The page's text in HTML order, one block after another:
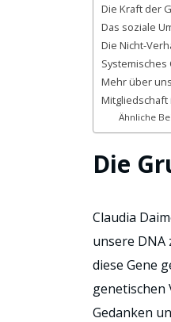
Die Kraft der
Das soziale
Die Nicht-
Systemisches
Mehr über
Mitgliedschaft
Ähnliche
Die
Claudia
unsere DNA
diese Gene
genetischen
Gedanken